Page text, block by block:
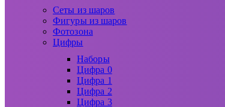
Сеты из шаров
Фигуры из шаров
Фотозона
Цифры
Наборы
Цифра 0
Цифра 1
Цифра 2
Цифра 3